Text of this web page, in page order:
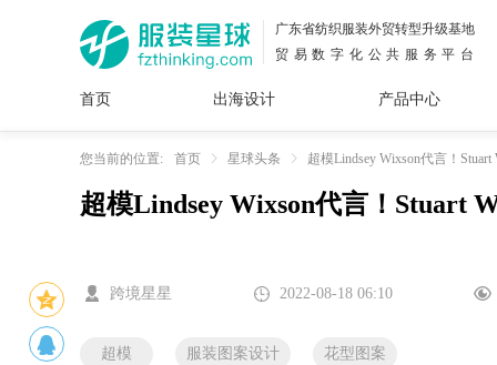
广东省纺织服装外贸转型升级基地
贸易数字化公共服务平台
首页 出海设计
面料
花型
插画
图案
服装
设计
产品中心
女装
内衣
男装
运动
服
童装
牛仔
服装
您当前的位置: 首页 星球头条 超模Lindsey Wixson代言！
超模Lindsey Wixson代言！Stuart
跨境星星 2022-08-18 06:10
超模 服装图案设计 花型图案